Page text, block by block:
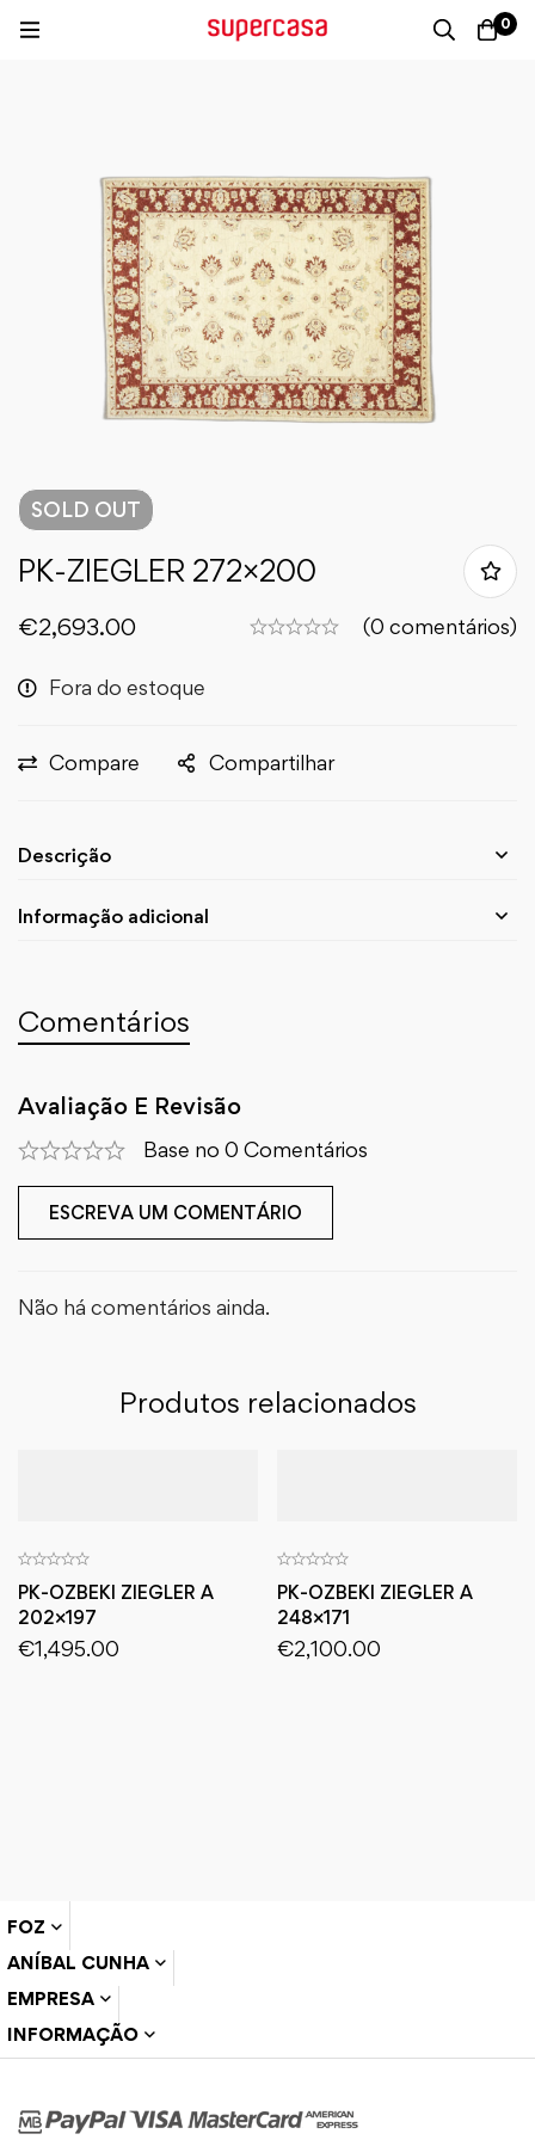
0
SOLD OUT
PK-ZIEGLER 272×200
€2,693.00 (0 comentários)
Fora do estoque
Compare Compartilhar
Descrição
Informação adicional
Comentários
Avaliação E Revisão
Base no 0 Comentários
ESCREVA UM COMENTÁRIO
Não há comentários ainda.
Produtos relacionados
PK-OZBEKI ZIEGLER A
202×197
€1,495.00
PK-OZBEKI ZIEGLER A
248×171
€2,100.00
FOZ
ANÍBAL CUNHA
EMPRESA
INFORMAÇÃO